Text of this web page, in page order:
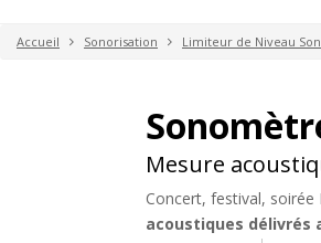
Accueil Sonorisation Limiteur de Niveau
Mesure
Concert, festival,
acoustiques délivrés